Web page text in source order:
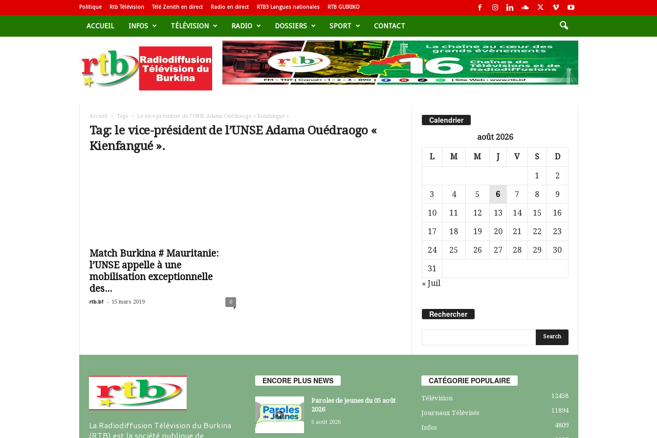
Politique Rtb Télévision Télé Zenith en direct Radio en direct RTB3 Langues nationales RTB GUIRIKO
ACCUEIL INFOS TÉLÉVISION RADIO DOSSIERS SPORT CONTACT
d
i
i
Accueil Tags Le vice-président de l’UNSE Adama Ouédraogo « Kienfangué ».
Tag: le vice-président de l’UNSE Adama Ouédraogo «
Kienfangué ».
Match Burkina # Mauritanie:
l’UNSE appelle à une
mobilisation exceptionnelle
des...
rtb.bf - 15 mars 2019 0
Calendrier
août 2026
L M M J V S D
1
2
3
4 5 6 7 8
9
10
11 12 13 14 15
16
17
18 19 20 21 22
23
24
25 26 27 28 29
30
31
« Juil
Rechercher
La Radiodiffusion Télévision du Burkina
(RTB) est la société publique de
ENCORE PLUS NEWS
Paroles de jeunes du 05 août
2026
5 août 2026
CATÉGORIE POPULAIRE
Télévision 12458
Journaux Télévisés 11894
Infos
4809